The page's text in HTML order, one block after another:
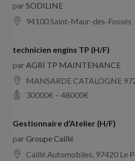
parSODILINE
94100 Saint-Maur-des-Fossés
technicien engins TP (H/F)
parAGRI TP MAINTENANCE
MANSARDE CATALOGNE
30000€ – 48000€
Gestionnaire d’Atelier (H/F)
parGroupe Caillé
Caillé Automobiles, 97420 Le